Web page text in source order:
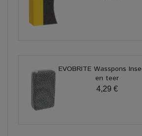
EVOBRITE Wasspons
en teer
4,29 €